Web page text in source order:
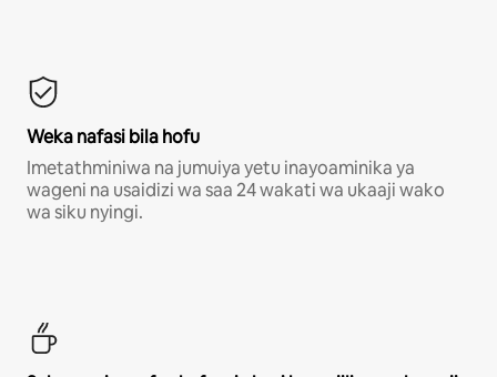
Weka nafasi bila hofu
Imetathminiwa na jumuiya yetu inayoaminika ya
wageni na usaidizi wa saa 24 wakati wa ukaaji wako
wa siku nyingi.